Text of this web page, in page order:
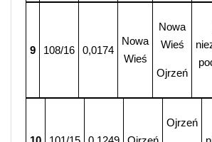
9 108/16 0,0174
Nowa
Wieś
Nowa
Wieś
Ojrzeń
Ojrzeń